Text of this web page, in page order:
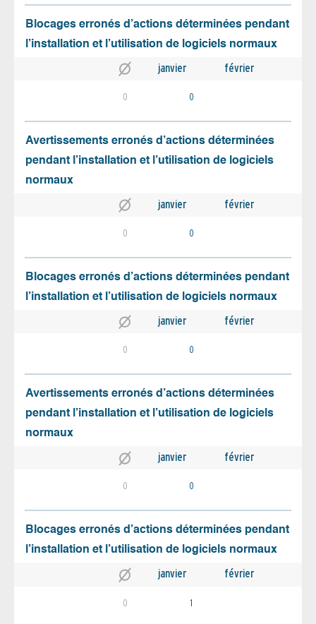
Blocages erronés d’actions déterminées pendant
l’installation et l’utilisation de logiciels normaux
janvier février
0 0
Avertissements erronés d’actions déterminées
pendant l’installation et l’utilisation de logiciels
normaux
janvier février
0 0
Blocages erronés d’actions déterminées pendant
l’installation et l’utilisation de logiciels normaux
janvier février
0 0
Avertissements erronés d’actions déterminées
pendant l’installation et l’utilisation de logiciels
normaux
janvier février
0 0
Blocages erronés d’actions déterminées pendant
l’installation et l’utilisation de logiciels normaux
janvier février
0 1